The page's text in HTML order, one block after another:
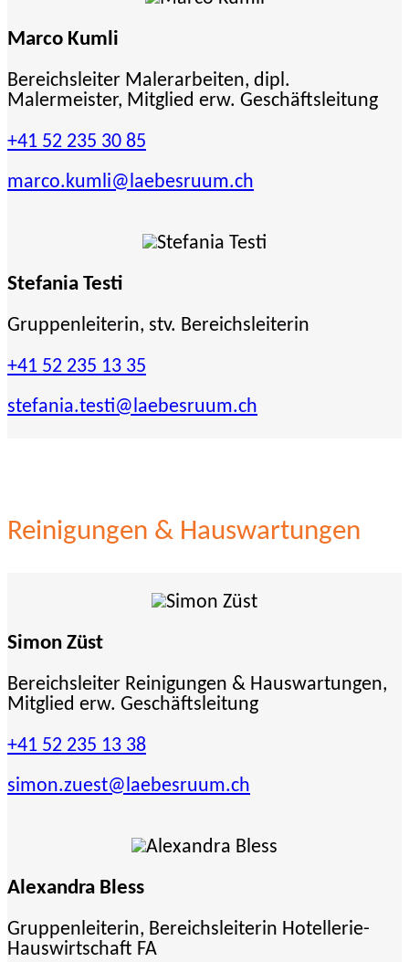
Marco Kumli
Bereichsleiter Malerarbeiten, dipl.
Malermeister, Mitglied erw. Geschäftsleitung
+41 52 235 30 85
marco.kumli@laebesruum.ch
Stefania Testi
Gruppenleiterin, stv. Bereichsleiterin
+41 52 235 13 35
stefania.testi@laebesruum.ch
Reinigungen & Hauswartungen
Simon Züst
Bereichsleiter Reinigungen & Hauswartungen,
Mitglied erw. Geschäftsleitung
+41 52 235 13 38
simon.zuest@laebesruum.ch
Alexandra Bless
Gruppenleiterin, Bereichsleiterin Hotellerie-
Hauswirtschaft FA